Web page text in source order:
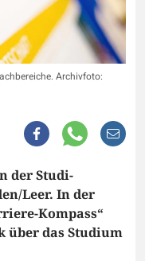
Archivfoto:
der Studi-
Leer. In der
Kompass“
über das Studium